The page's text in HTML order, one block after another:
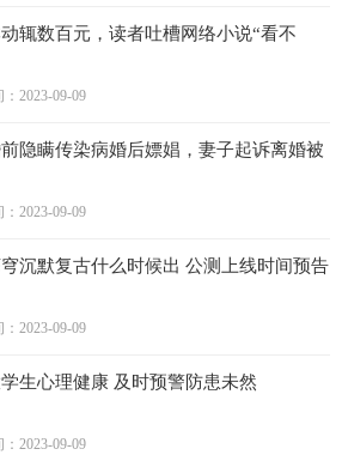
辄数百元，读者吐槽网络小说“看不
2023-09-09
隐瞒传染病婚后嫖娼，妻子起诉离婚被
2023-09-09
沉默复古什么时候出 公测上线时间预告
2023-09-09
生心理健康 及时预警防患未然
2023-09-09